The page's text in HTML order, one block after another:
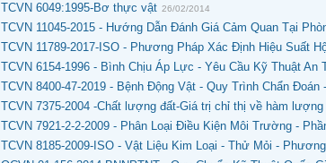
TCVN 6049:1995-Bơ thực vật 26/02/2014
TCVN 11045-2015 - Hướng Dẫn Đánh Giá Cảm Quan Tại
TCVN 11789-2017-ISO - Phương Pháp Xác Định Hiệu Suất
TCVN 6154-1996 - Bình Chịu Áp Lực - Yêu Cầu Kỹ Thuật An
TCVN 8400-47-2019 - Bệnh Động Vật - Quy Trình Chẩn
TCVN 7375-2004 -Chất lượng đất-Giá trị chỉ thị về hàm
TCVN 7921-2-2-2009 - Phân Loại Điều Kiện Môi Trường -
TCVN 8185-2009-ISO - Vật Liệu Kim Loại - Thử Mỏi -